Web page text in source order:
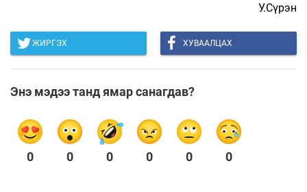
У.Сүрэн
ЖИРГЭХ ХУВААЛЦАХ
Энэ мэдээ танд ямар санагдав?
0 0 0 0 0 0